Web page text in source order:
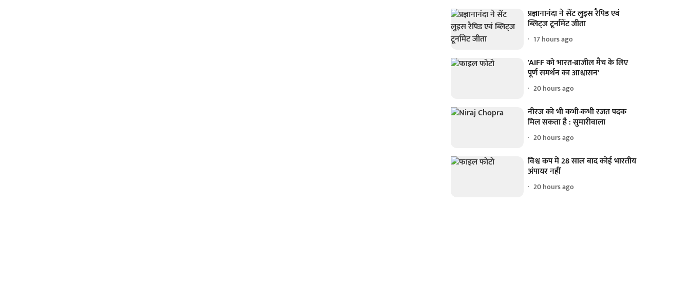
प्रज्ञानानंदा ने सेंट लुइस रैपिड एवं
ब्लिट्ज टूर्नामेंट जीता
17 hours ago
'AIFF को भारत-ब्राजील मैच के लिए
पूर्ण समर्थन का आश्वासन'
20 hours ago
नीरज को भी कभी-कभी रजत पदक
मिल सकता है : सुमारीवाला
20 hours ago
विश्व कप में 28 साल बाद कोई भारतीय
अंपायर नहीं
20 hours ago